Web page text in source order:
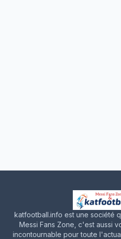
katfootball.info est une société
Messi Fans Zone, c'est aussi
incontournable pour toute